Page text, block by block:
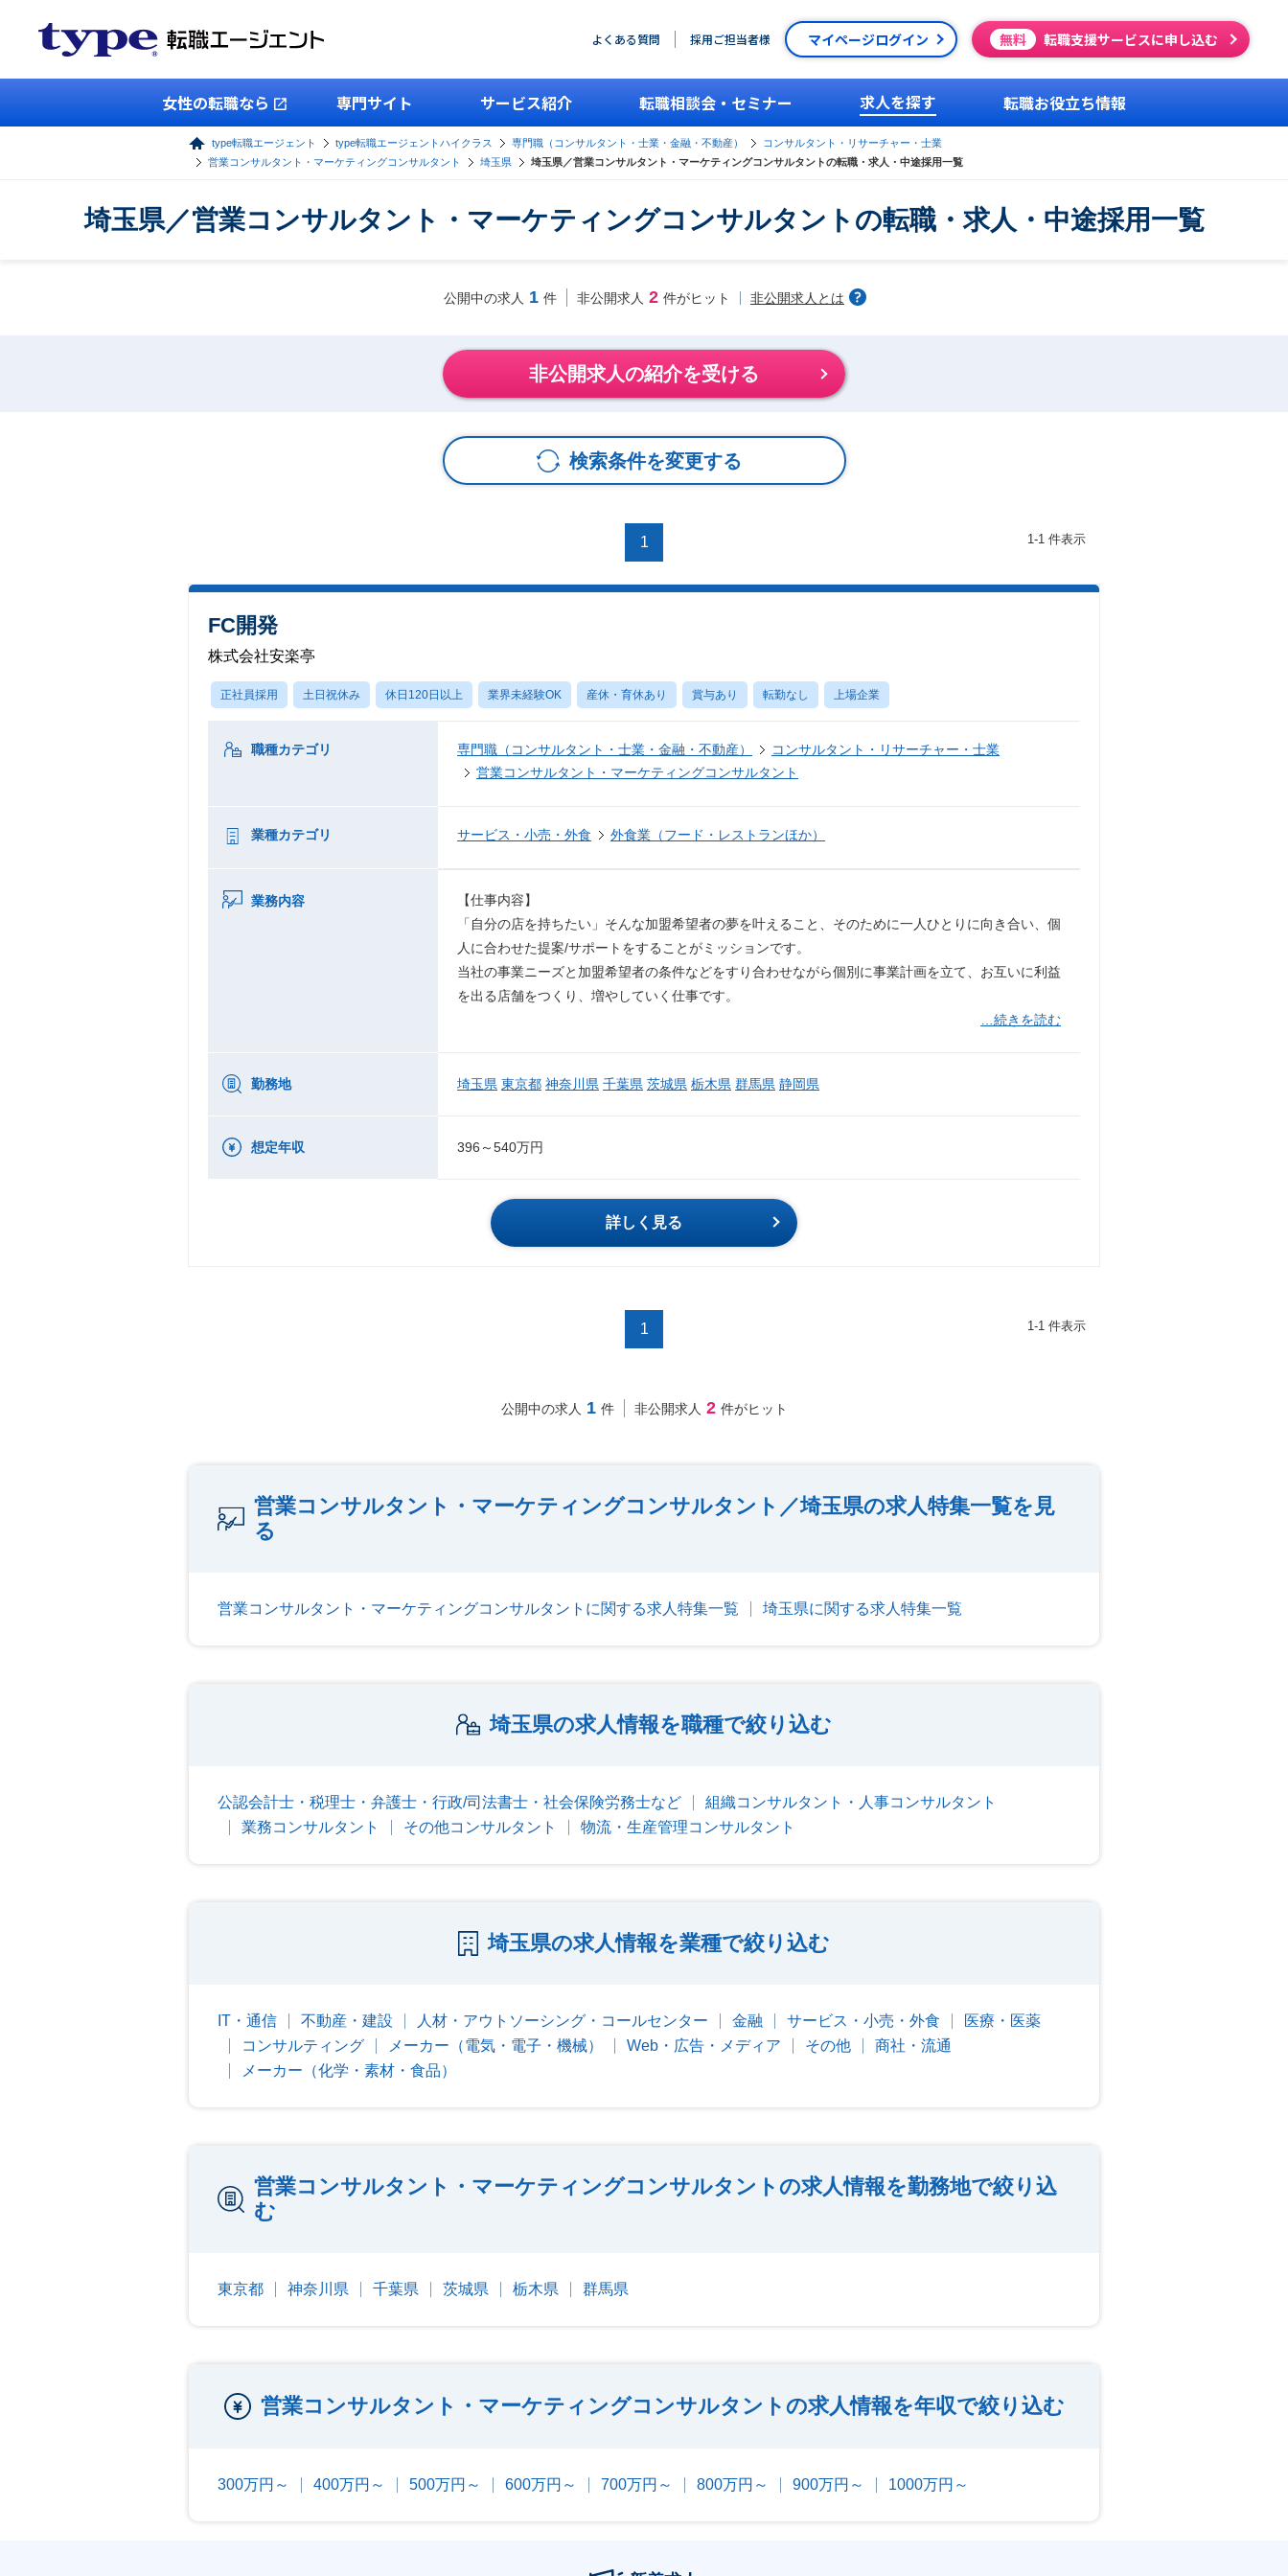
よくある質問 採用ご担当者様 マイページログイン 無料 転職支援サービスに申し込む
女性の転職なら 専門サイト サービス紹介 転職相談会・セミナー 求人を探す 転職お役立ち情報
type転職エージェント type転職エージェントハイクラス 専門職（コンサルタント・士業・金融・不動産）
コンサルタント・リサーチャー・士業
営業コンサルタント・マーケティングコンサルタント
埼玉県 埼玉県／営業コンサルタント・マーケティングコンサルタントの転職・求人・中途採用一覧
埼玉県／営業コンサルタント・マーケティングコンサルタントの転職・求人・中途採用一覧
公開中の求人 1 件 非公開求人 2 件がヒット 非公開求人とは
非公開求人の紹介を受ける
検索条件を変更する
1 1-1 件表示
FC開発
株式会社安楽亭
正社員採用 土日祝休み 休日120日以上 業界未経験OK 産休・育休あり 賞与あり 転勤なし 上場企業
職種カテゴリ 専門職（コンサルタント・士業・金融・不動産）
コンサルタント・リサーチャー・士業
営業コンサルタント・マーケティングコンサルタント
業種カテゴリ サービス・小売・外食 外食業（フード・レストランほか）
業務内容
【仕事内容】
「自分の店を持ちたい」そんな加盟希望者の夢を叶えること、そのために一人ひとりに向き合い、個
人に合わせた提案/サポートをすることがミッションです。
当社の事業ニーズと加盟希望者の条件などをすり合わせながら個別に事業計画を立て、お互いに利益
を出る店舗をつくり、増やしていく仕事です。
…続きを読む
勤務地 埼玉県 東京都 神奈川県 千葉県 茨城県 栃木県 群馬県 静岡県
想定年収 396～540万円
詳しく見る
1 1-1 件表示
公開中の求人 1 件 非公開求人 2 件がヒット
営業コンサルタント・マーケティングコンサルタント／埼玉県の求人特集一覧を見
る
営業コンサルタント・マーケティングコンサルタントに関する求人特集一覧 埼玉県に関する求人特集一覧
埼玉県の求人情報を職種で絞り込む
公認会計士・税理士・弁護士・行政/司法書士・社会保険労務士など
組織コンサルタント・人事コンサルタント
業務コンサルタント
その他コンサルタント 物流・生産管理コンサルタント
埼玉県の求人情報を業種で絞り込む
IT・通信 不動産・建設 人材・アウトソーシング・コールセンター 金融 サービス・小売・外食
医療・医薬
コンサルティング
メーカー（電気・電子・機械） Web・広告・メディア その他
商社・流通
メーカー（化学・素材・食品）
営業コンサルタント・マーケティングコンサルタントの求人情報を勤務地で絞り込
む
東京都 神奈川県 千葉県 茨城県 栃木県 群馬県
営業コンサルタント・マーケティングコンサルタントの求人情報を年収で絞り込む
300万円～ 400万円～ 500万円～ 600万円～ 700万円～ 800万円～ 900万円～ 1000万円～